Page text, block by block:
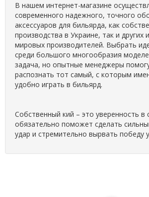
В нашем интернет-магазине
современного надежного, точного
аксессуаров для бильярда, как
производства в Украине, так и других
мировых производителей. Выбрать
среди большого многообразия
задача, но опытные менеджеры
распознать тот самый, с которым
удобно играть в бильярд.
Собственный кий – это уверенность в
обязательно поможет сделать
удар и стремительно вырвать победу